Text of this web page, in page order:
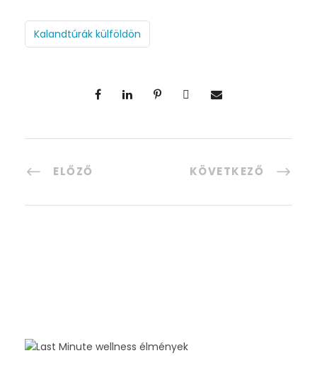
Kalandtúrák külföldön
ELŐZŐ KÖVETKEZŐ